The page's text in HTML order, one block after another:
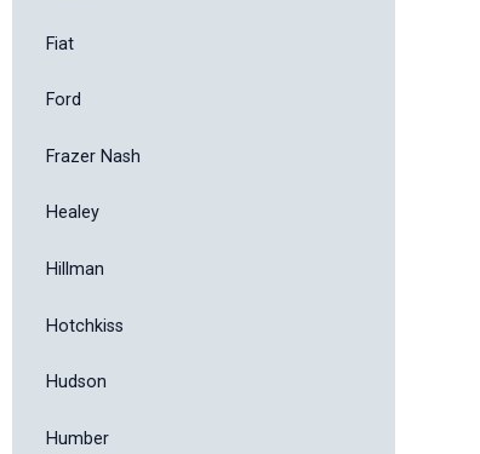
Fiat
Ford
Frazer Nash
Healey
Hillman
Hotchkiss
Hudson
Humber